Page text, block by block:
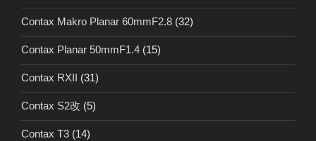
Contax Makro Planar 60mmF2.8 (32)
Contax Planar 50mmF1.4 (15)
Contax RXII (31)
Contax S2改 (5)
Contax T3 (14)